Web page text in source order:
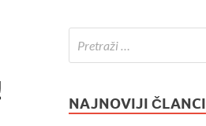
NAJNOVIJI ČLANCI